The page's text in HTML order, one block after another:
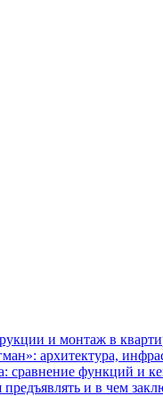
и монтаж в
архитектура,
сравнение функций и
и в чем